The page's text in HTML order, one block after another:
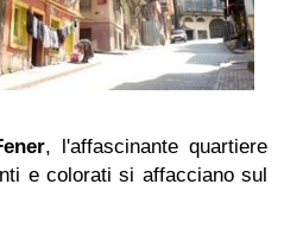
, l'affascinante quartiere
e colorati si affacciano sul